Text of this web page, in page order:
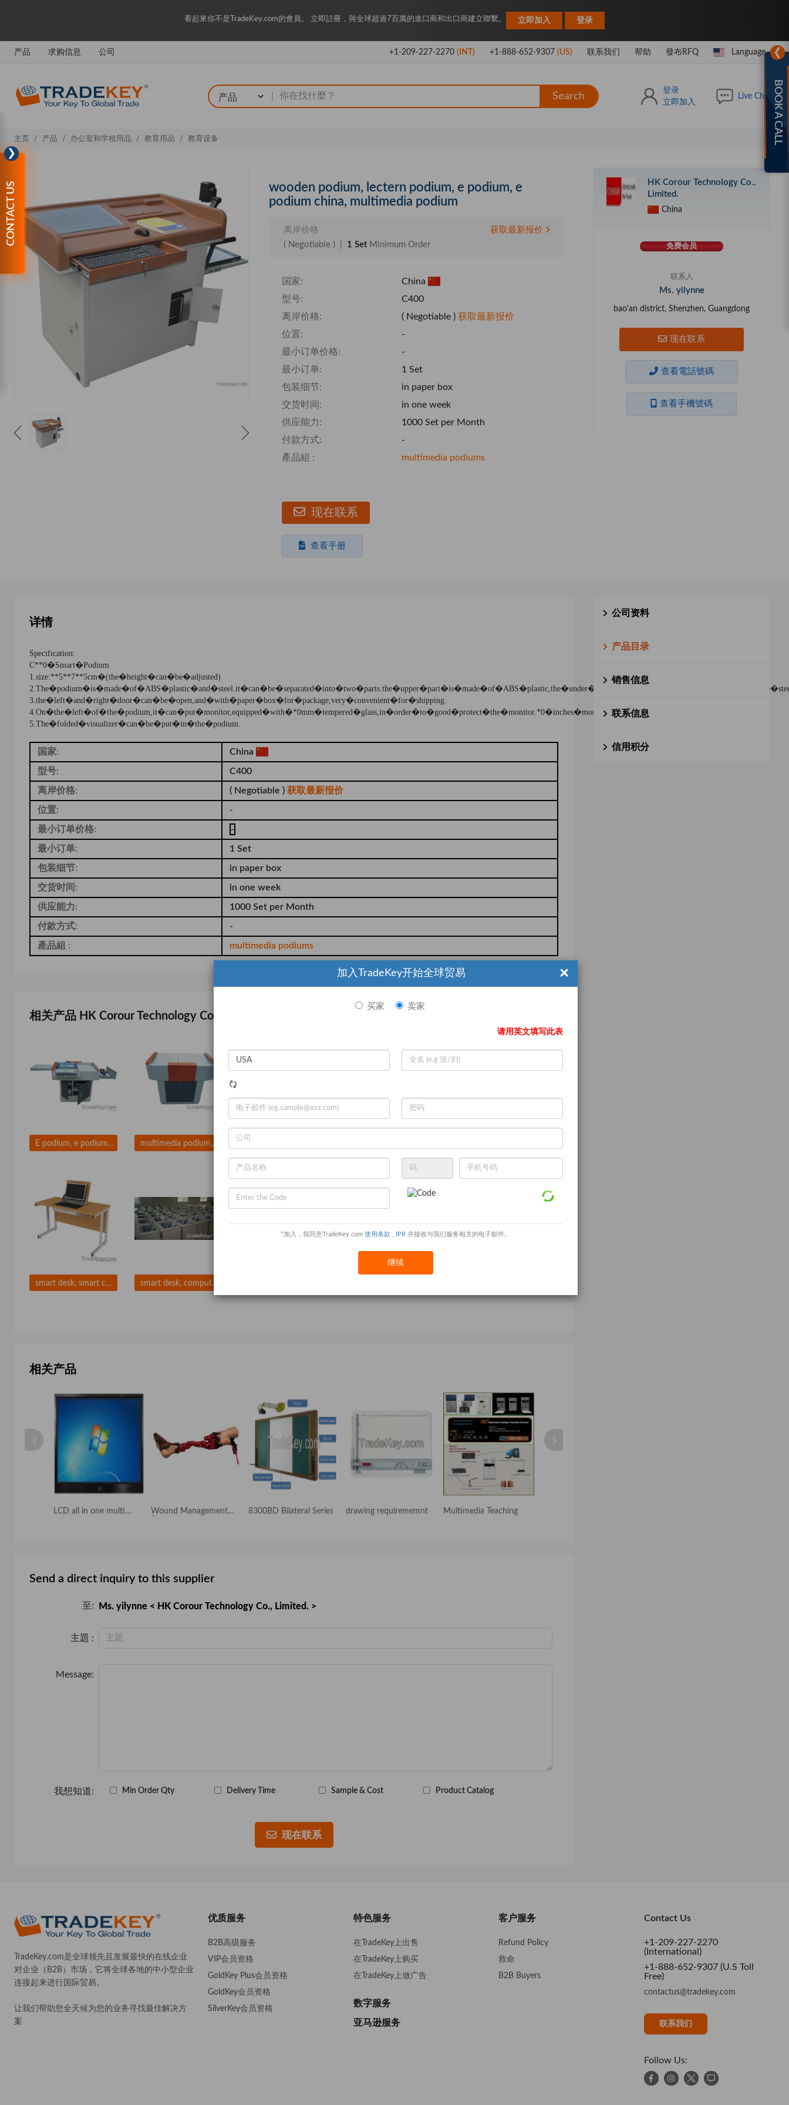
看起來你不是TradeKey.com的會員。 立即註冊，與全球超過7百萬的進口商和出口商建立聯繫。 立即加入 登录
产品 求购信息 公司 +1-209-227-2270(INT) +1-888-652-9307(US) 联系我们 帮助 發布RFQ Language
Search
登录
立即加入
Live Chat
❯
BOOK A CALL
×
加入TradeKey开始全球贸易
买家 卖家
请用英文填写此表
*加入，我同意TradeKey.com 使用条款 IPR 并接收与我们服务相关的电子邮件。
继续
❯
CONTACT US
主页 产品 办公室和学校用品 教育用品 教育设备
wooden podium, lectern podium, e podium, e
podium china, multimedia podium
离岸价格
获取最新报价
( Negotiable )
1 SetMinimum Order
国家:
China
型号:
C400
离岸价格:
( Negotiable ) 获取最新报价
位置:
-
最小订单价格:
-
最小订单:
1 Set
包装细节:
in paper box
交货时间:
in one week
供应能力:
1000 Set per Month
付款方式:
-
產品組 :
multimedia podiums
现在联系
查看手册
HK Corour Technology Co.,
Limited.
China
免费会员
联系人
Ms. yilynne
bao'an district, Shenzhen, Guangdong
现在联系
查看電話號碼
查看手機號碼
详情
Specification:
C**0�Smart�Podium
1. size:**5**7**5cm�(the�height�can�be�adjusted)
2.
3. the�left�and�right�door�can�be�open,and�with�paper�box�for�package,very�convenient�for�shipping.
4. On�the�left�of�the�podium,it�can�put�monitor,equipped�with�*0mm�tempered�glass,in�order�to�good�protect�the�monitor.*0�inches�monitor�is�acceptable.
5. The�folded�visualizer�can�be�put�in�the�podium.
国家: China
型号: C400
离岸价格: ( Negotiable ) 获取最新报价
位置: -
最小订单价格: -
最小订单: 1 Set
包装细节: in paper box
交货时间: in one week
供应能力: 1000 Set per Month
付款方式: -
產品組 : multimedia podiums
相关产品 HK Corour Technology Co., Limited.
E podium, e podium price, e podium manufacturer, e lectern, e learning, lectern multimedia podium, digital podium, smart podium, digital lectern for e-class
smart desk, smart computer desk smart desk, computer desk, computer workstation
相关产品
LCD all in one multi
Wound Management
8300BD Bilateral Series drawing requirememnt Multimedia Teaching
Send a direct inquiry to this supplier
至: Ms. yilynne < HK Corour Technology Co., Limited. >
主題 :
Message:
我想知道: Min Order Qty Delivery Time Sample & Cost Product Catalog
现在联系
公司资料
产品目录
销售信息
联系信息
信用积分
TradeKey.com是全球领先且发展最快的在线企业
对企业（B2B）市场，它将全球各地的中小型企业
连接起来进行国际贸易。
让我们帮助您全天候为您的业务寻找最佳解决方
案
优质服务
B2B高级服务
VIP会员资格
GoldKey Plus会员资格
GoldKey会员资格
SilverKey会员资格
特色服务
在TradeKey上出售
在TradeKey上购买
在TradeKey上做广告
数字服务
亚马逊服务
客户服务
Refund Policy
救命
B2B Buyers
Contact Us
+1-209-227-2270
(International)
+1-888-652-9307 (U.S Toll
Free)
contactus@tradekey.com
联系我们
Follow Us: